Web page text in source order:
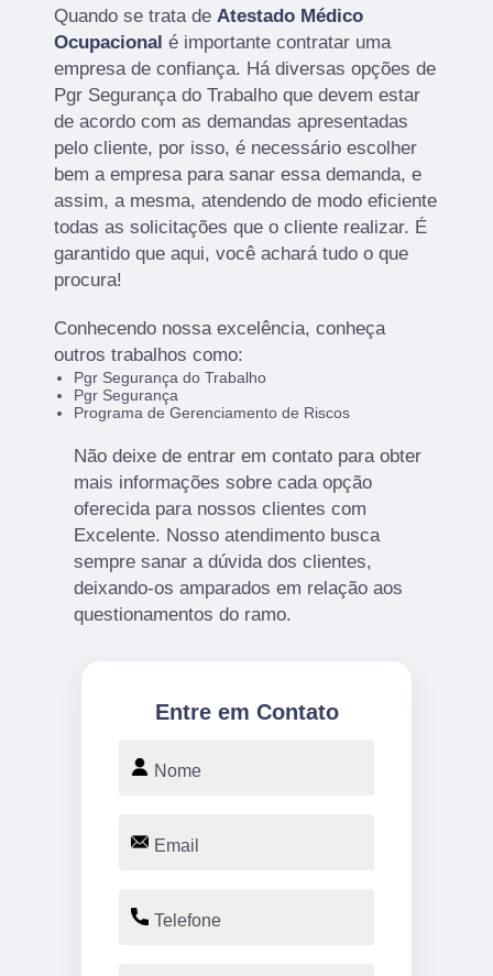
Quando se trata deAtestado Médico
Ocupacional é importante contratar uma
empresa de confiança. Há diversas opções de
Pgr Segurança do Trabalho que devem estar
de acordo com as demandas apresentadas
pelo cliente, por isso, é necessário escolher
bem a empresa para sanar essa demanda, e
assim, a mesma, atendendo de modo eficiente
todas as solicitações que o cliente realizar. É
garantido que aqui, você achará tudo o que
procura!
Conhecendo nossa excelência, conheça
outros trabalhos como:
Pgr Segurança do Trabalho
Pgr Segurança
Programa de Gerenciamento de Riscos
Não deixe de entrar em contato para obter
mais informações sobre cada opção
oferecida para nossos clientes com
Excelente. Nosso atendimento busca
sempre sanar a dúvida dos clientes,
deixando-os amparados em relação aos
questionamentos do ramo.
Entre em Contato